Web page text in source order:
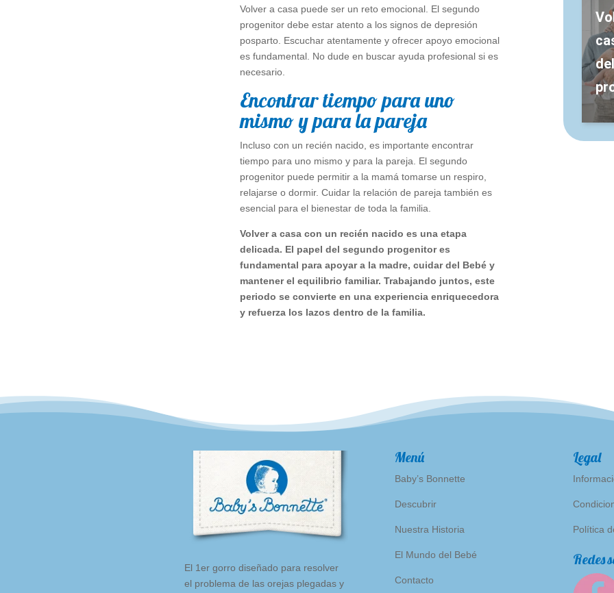
Volver a casa puede ser un reto emocional. El segundo
progenitor debe estar atento a los signos de depresión
posparto. Escuchar atentamente y ofrecer apoyo emocional
es fundamental. No dude en buscar ayuda profesional si es
necesario.
Encontrar tiempo para uno
mismo y para la pareja
Incluso con un recién nacido, es importante encontrar
tiempo para uno mismo y para la pareja. El segundo
progenitor puede permitir a la mamá tomarse un respiro,
relajarse o dormir. Cuidar la relación de pareja también es
esencial para el bienestar de toda la familia.
Volver a casa con un recién nacido es una etapa
delicada. El papel del segundo progenitor es
fundamental para apoyar a la madre, cuidar del Bebé y
mantener el equilibrio familiar. Trabajando juntos, este
periodo se convierte en una experiencia enriquecedora
y refuerza los lazos dentro de la familia.
El 1er gorro diseñado para resolver
el problema de las orejas plegadas y
Menú
Baby’s Bonnette
Descubrir
Nuestra Historia
El Mundo del Bebé
Contacto
Legal
Política
Redes